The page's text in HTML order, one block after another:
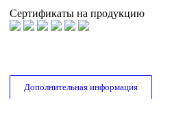
Сертификаты на продукцию
Дополнительная информация